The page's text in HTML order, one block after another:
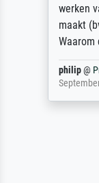
werken
maakt
Waarom
philip@